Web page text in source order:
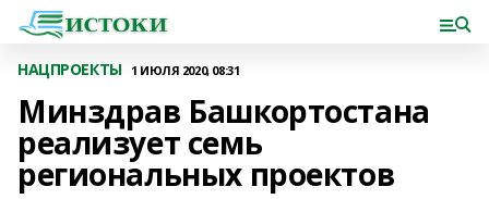
НАЦПРОЕКТЫ 1 ИЮЛЯ 2020, 08:31
Минздрав Башкортостана
реализует семь
региональных проектов